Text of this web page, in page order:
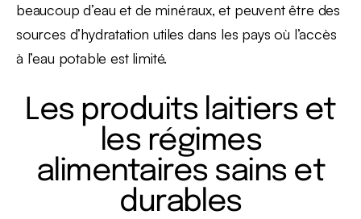
beaucoup d’eau et de minéraux, et peuvent être des
sources d’hydratation utiles dans les pays où l’accès
à l’eau potable est limité.
Les produits laitiers et
les régimes
alimentaires sains et
durables